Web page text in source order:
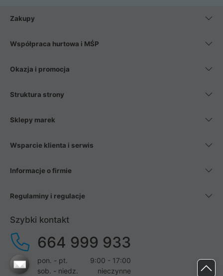
Zakupy
Współpraca hurtowa i MŚP
Okazja i promocja
Struktura strony
Sklepy marek
Wsparcie klienta i serwis
Informacje o firmie
Regulaminy i regulacje
Szybki kontakt
664 999 933
pon. - pt.
9:00 - 17:00
sob. - niedz.
nieczynne